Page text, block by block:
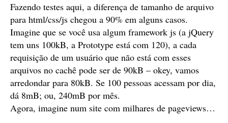
Fazendo testes aqui, a diferença de tamanho de arquivo
para html/css/js chegou a 90% em alguns casos.
Imagine que se você usa algum framework js (a jQuery
tem uns 100kB, a Prototype está com 120), a cada
requisição de um usuário que não está com esses
arquivos no cachê pode ser de 90kB – okey, vamos
arredondar para 80kB. Se 100 pessoas acessam por dia,
dá 8mB; ou, 240mB por mês.
Agora, imagine num site com milhares de pageviews…